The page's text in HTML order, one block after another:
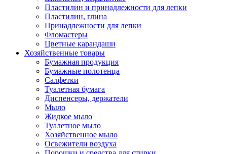
Пластилин и принадлежности для лепки
Пластилин, глина
Принадлежности для лепки
Фломастеры
Цветные карандаши
Хозяйственные товары
Бумажная продукция
Бумажные полотенца
Салфетки
Туалетная бумага
Диспенсеры, держатели
Мыло
Жидкое мыло
Туалетное мыло
Хозяйственное мыло
Освежители воздуха